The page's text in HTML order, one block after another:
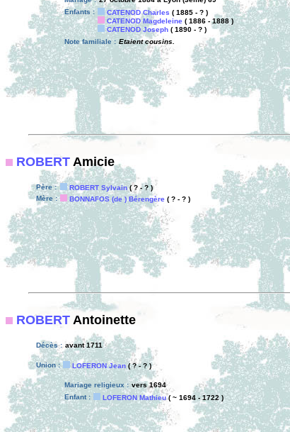
Enfants :
CATENOD Charles ( 1885 - ? )
CATENOD Magdeleine ( 1886 - 1888 )
CATENOD Joseph ( 1890 - ? )
Note familiale : Etaient cousins.
ROBERT Amicie
Père : ROBERT Sylvain( ? - ? )
Mère :
BONNAFOS (de ) Bérengère ( ? - ? )
ROBERT Antoinette
Décès : avant 1711
Union : LOFERON Jean ( ? - ? )
Mariage religieux : vers 1694
Enfant :
LOFERON Mathieu( ~ 1694 - 1722 )